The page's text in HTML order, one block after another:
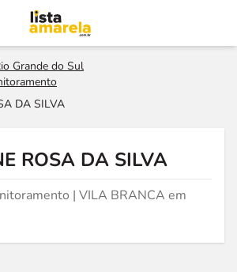
Grande do Sul
DA SILVA
ROSA DA SILVA
| VILA BRANCA em